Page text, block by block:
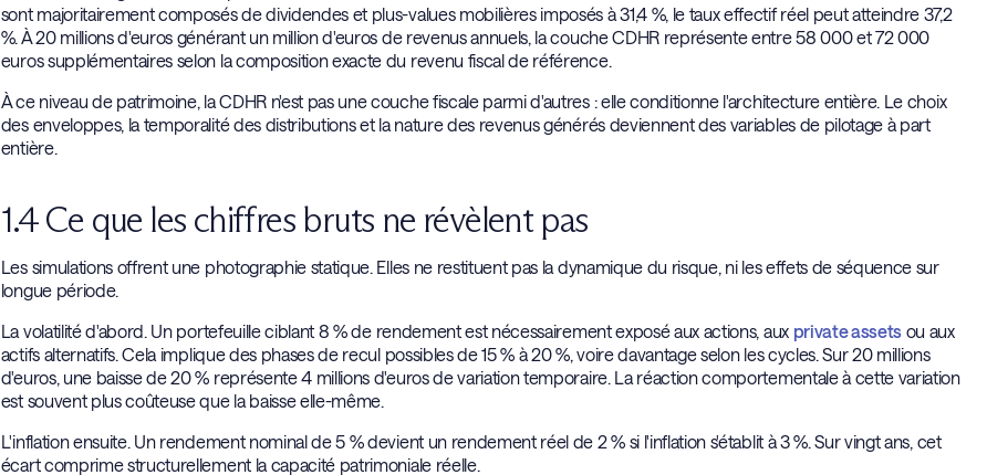
sont majoritairement composés de dividendes et plus-values mobilières imposés à 31,4 %, le taux effectif réel peut atteindre 37,2
%. À 20 millions d'euros générant un million d'euros de revenus annuels, la couche CDHR représente entre 58 000 et 72 000
euros supplémentaires selon la composition exacte du revenu fiscal de référence.
À ce niveau de patrimoine, la CDHR n'est pas une couche fiscale parmi d'autres : elle conditionne l'architecture entière. Le choix
des enveloppes, la temporalité des distributions et la nature des revenus générés deviennent des variables de pilotage à part
entière.
1.4 Ce que les chiffres bruts ne révèlent pas
Les simulations offrent une photographie statique. Elles ne restituent pas la dynamique du risque, ni les effets de séquence sur
longue période.
La volatilité d'abord. Un portefeuille ciblant 8 % de rendement est nécessairement exposé aux actions, aux private assets ou aux
actifs alternatifs. Cela implique des phases de recul possibles de 15 % à 20 %, voire davantage selon les cycles. Sur 20 millions
d'euros, une baisse de 20 % représente 4 millions d'euros de variation temporaire. La réaction comportementale à cette variation
est souvent plus coûteuse que la baisse elle-même.
L'inflation ensuite. Un rendement nominal de 5 % devient un rendement réel de 2 % si l'inflation s'établit à 3 %. Sur vingt ans, cet
écart comprime structurellement la capacité patrimoniale réelle.